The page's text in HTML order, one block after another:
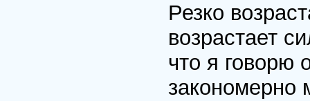
Резко
возрастает
что я говорю
закономерно